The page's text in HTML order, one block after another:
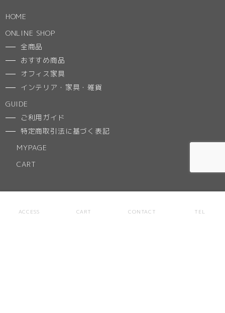
HOME
ONLINE SHOP
全商品
おすすめ商品
オフィス家具
インテリア・家具・雑貨
GUIDE
ご利用ガイド
特定商取引法に基づく表記
MYPAGE
CART
ACCESS CART CONTACT TEL